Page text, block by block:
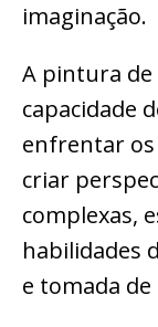
imaginação.
A pintura de
capacidade
enfrentar
criar
complexas,
habilidades
e tomada de